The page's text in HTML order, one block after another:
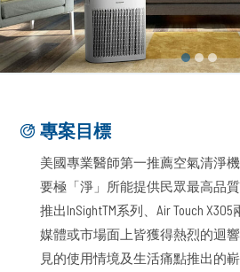
專案目標
美國專業醫師第一推薦空氣清淨機
要極「淨」所能提供民眾最高品
推出InSightTM系列、Air Touch
媒體或市場面上皆獲得熱烈的迴
見的使用情境及生活痛點推出的